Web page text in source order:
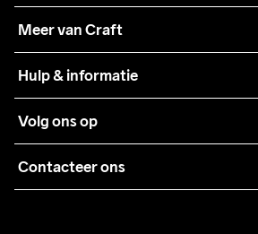
Meer van Craft
Teamwear
Samenwerkingen
Pers
Hulp & informatie
Algemene voorwaarden
Retour
Volg ons op
Contacteer ons